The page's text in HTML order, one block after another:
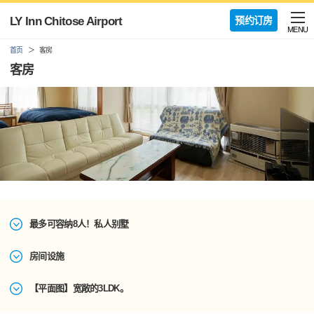
预约订房
LY Inn Chitose Airport
MENU
首页 客房
客房
最多可容纳8人！私人别墅
房间设施
【平面图】宽敞的3LDK。